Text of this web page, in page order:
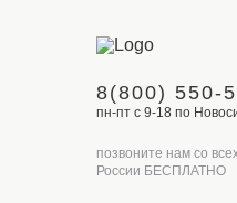
8(800) 550-
пн-пт с 9-18 по
позвоните нам со
России БЕСПЛАТНО